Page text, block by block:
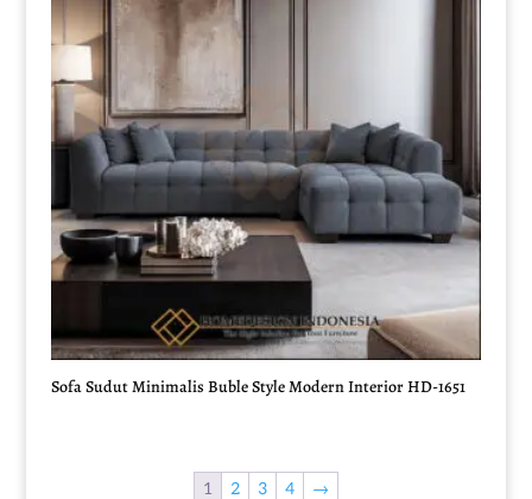
Sofa Sudut Minimalis Buble Style Modern Interior HD-1651
1 2 3 4 →